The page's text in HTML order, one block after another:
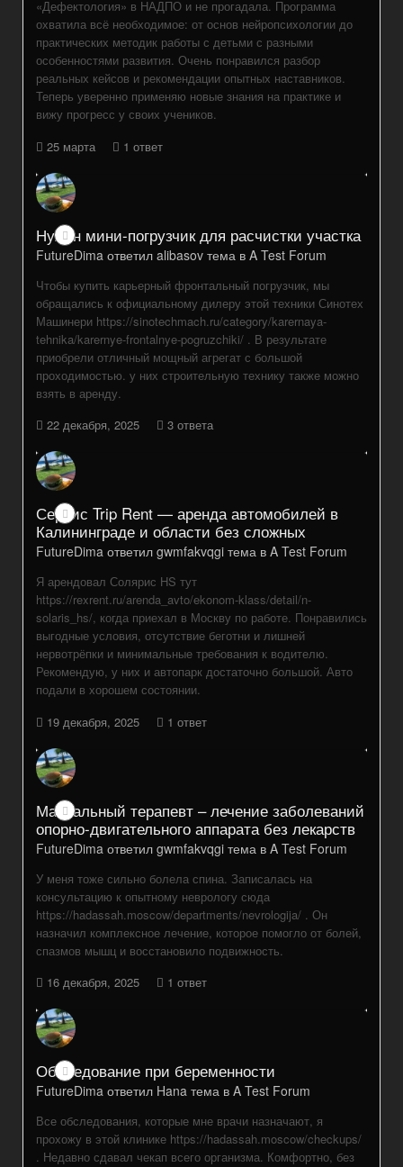
«Дефектология» в НАДПО и не прогадала. Программа
охватила всё необходимое: от основ нейропсихологии до
практических методик работы с детьми с разными
особенностями развития. Очень понравился разбор
реальных кейсов и рекомендации опытных наставников.
Теперь уверенно применяю новые знания на практике и
вижу прогресс у своих учеников.
25 марта
1 ответ
Нужен мини-погрузчик для расчистки участка
FutureDima ответил alibasov тема в A Test Forum
Чтобы купить карьерный фронтальный погрузчик, мы
обращались к официальному дилеру этой техники Синотех
Машинери https://sinotechmach.ru/category/karernaya-
tehnika/karernye-frontalnye-pogruzchiki/ . В результате
приобрели отличный мощный агрегат с большой
проходимостью. у них строительную технику также можно
взять в аренду.
22 декабря, 2025
3 ответа
Сервис Trip Rent — аренда автомобилей в
Калининграде и области без сложных
FutureDima ответил gwmfakvqgi тема в A Test Forum
Я арендовал Солярис HS тут
https://rexrent.ru/arenda_avto/ekonom-klass/detail/n-
solaris_hs/, когда приехал в Москву по работе. Понравились
выгодные условия, отсутствие беготни и лишней
нервотрёпки и минимальные требования к водителю.
Рекомендую, у них и автопарк достаточно большой. Авто
подали в хорошем состоянии.
19 декабря, 2025
1 ответ
Мануальный терапевт – лечение заболеваний
опорно-двигательного аппарата без лекарств
FutureDima ответил gwmfakvqgi тема в A Test Forum
У меня тоже сильно болела спина. Записалась на
консультацию к опытному неврологу сюда
https://hadassah.moscow/departments/nevrologija/ . Он
назначил комплексное лечение, которое помогло от болей,
спазмов мышц и восстановило подвижность.
16 декабря, 2025
1 ответ
Обследование при беременности
FutureDima ответил Hana тема в A Test Forum
Все обследования, которые мне врачи назначают, я
прохожу в этой клинике https://hadassah.moscow/checkups/
. Недавно сдавал чекап всего организма. Комфортно, без